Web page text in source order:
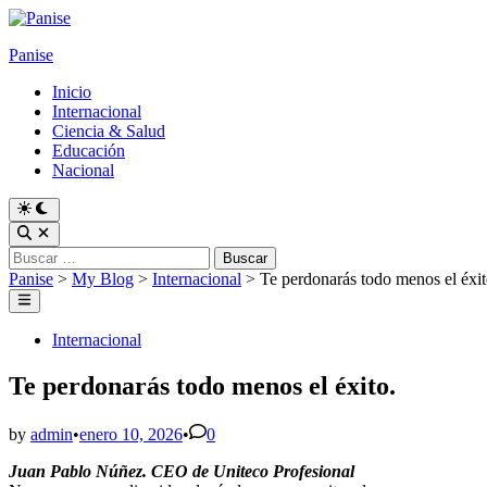
Skip
content
Panise
Inicio
Internacional
Ciencia & Salud
Educación
Nacional
Switch
to
dark
mode
Open
Search
Buscar:
Panise > My Blog > Internacional > Te perdonarás todo menos el
Main
Menu
PostedInternacional
Te perdonarás todo menos el éxito.
by admin•enero 10, 2026•
0
Juan Pablo Núñez. CEO de Uniteco Profesional